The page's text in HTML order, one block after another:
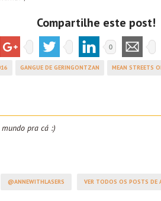
Compartilhe este post!
0
GANGUE DE GERINGONTZAN MEAN STREETS
pra cá :)
@ANNEWITHLASERS VER TODOS OS POSTS DE